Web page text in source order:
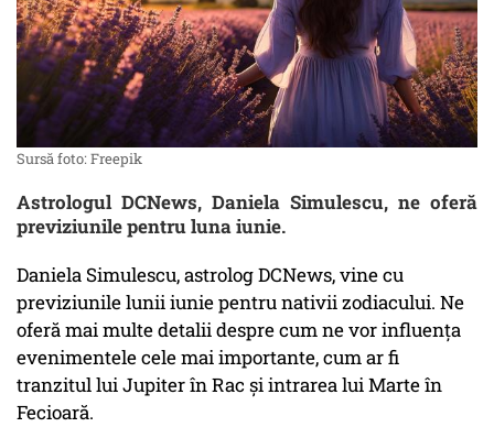
Sursă foto: Freepik
Astrologul DCNews, Daniela Simulescu, ne oferă
previziunile pentru luna iunie.
Daniela Simulescu, astrolog DCNews, vine cu
previziunile lunii iunie pentru nativii zodiacului. Ne
oferă mai multe detalii despre cum ne vor influența
evenimentele cele mai importante, cum ar fi
tranzitul lui Jupiter în Rac și intrarea lui Marte în
Fecioară.